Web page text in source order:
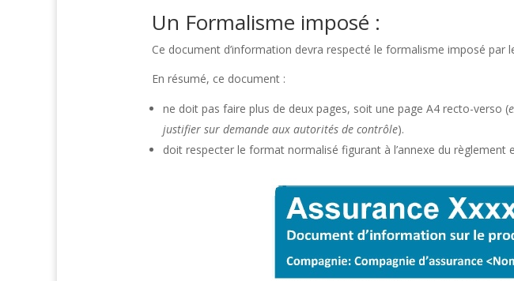
Un Formalisme imposé :
Ce document d’information devra respecté le formalisme imposé par
En résumé, ce document :
ne doit pas faire plus de deux pages, soit une page A4 recto-verso (
justifier sur demande aux autorités de contrôle).
doit respecter le format normalisé figurant à l’annexe du règlement